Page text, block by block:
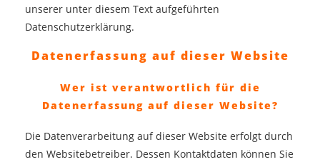
unserer unter diesem Text aufgeführten
Datenschutzerklärung.
Datenerfassung auf dieser Website
Wer ist verantwortlich für die
Datenerfassung auf dieser Website?
Die Datenverarbeitung auf dieser Website erfolgt durch
den Websitebetreiber. Dessen Kontaktdaten können Sie